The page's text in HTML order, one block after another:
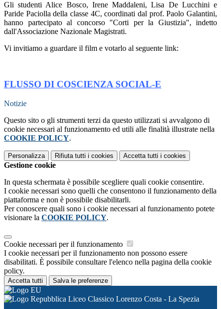
Gli studenti Alice Bosco, Irene Maddaleni, Lisa De Lucchini e
Paride Paciolla della classe 4C, coordinati dal prof. Paolo Galantini,
hanno partecipato al concorso "Corti per la Giustizia", indetto
dall'Associazione Nazionale Magistrati.
Vi invitiamo a guardare il film e votarlo al seguente link:
FLUSSO DI COSCIENZA SOCIAL-E
Notizie
Questo sito o gli strumenti terzi da questo utilizzati si avvalgono di
cookie necessari al funzionamento ed utili alle finalità illustrate nella
COOKIE POLICY.
Personalizza Rifiuta tutti i cookies Accetta tutti i cookies
Gestione cookie
In questa schermata è possibile scegliere quali cookie consentire.
I cookie necessari sono quelli che consentono il funzionamento della
piattaforma e non è possibile disabilitarli.
Per conoscere quali sono i cookie necessari al funzionamento potete
visionare la COOKIE POLICY.
Cookie necessari per il funzionamento
I cookie necessari per il funzionamento non possono essere
disabilitati. È possibile consultare l'elenco nella pagina della cookie
policy.
Accetta tutti Salva le preferenze
Liceo Classico Lorenzo Costa - La Spezia